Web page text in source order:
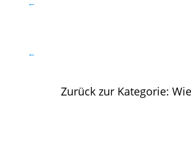
←
←
Zurück zur Kategorie: